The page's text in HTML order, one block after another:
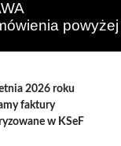
powyżej
2026 roku
faktury
w KSeF